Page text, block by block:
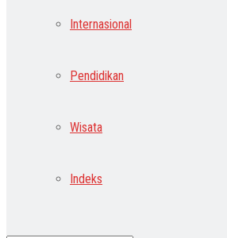
Internasional
Pendidikan
Wisata
Indeks